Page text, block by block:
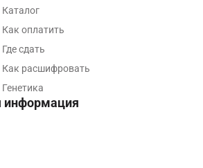
посад
Каталог
Как оплатить
Где сдать
Как расшифровать
Генетика
информация